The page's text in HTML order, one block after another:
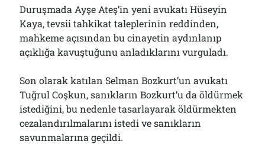
Duruşmada Ayşe Ateş’in yeni avukatı Hüseyin
Kaya, tevsii tahkikat taleplerinin reddinden,
mahkeme açısından bu cinayetin aydınlanıp
açıklığa kavuştuğunu anladıklarını vurguladı.
Son olarak katılan Selman Bozkurt’un avukatı
Tuğrul Coşkun, sanıkların Bozkurt’u da öldürmek
istediğini, bu nedenle tasarlayarak öldürmekten
cezalandırılmalarını istedi ve sanıkların
savunmalarına geçildi.